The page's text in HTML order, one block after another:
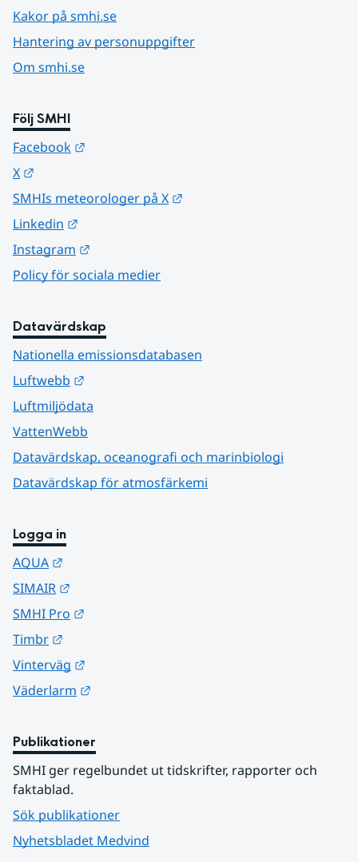
Kakor på smhi.se
Hantering av personuppgifter
Om smhi.se
Följ SMHI
Facebook
X
SMHIs meteorologer på X
Linkedin
Instagram
Policy för sociala medier
Datavärdskap
Nationella emissionsdatabasen
Luftwebb
Luftmiljödata
VattenWebb
Datavärdskap, oceanografi och marinbiologi
Datavärdskap för atmosfärkemi
Logga in
AQUA
SIMAIR
SMHI Pro
Timbr
Vinterväg
Väderlarm
Publikationer
SMHI ger regelbundet ut tidskrifter, rapporter och
faktablad.
Sök publikationer
Nyhetsbladet Medvind